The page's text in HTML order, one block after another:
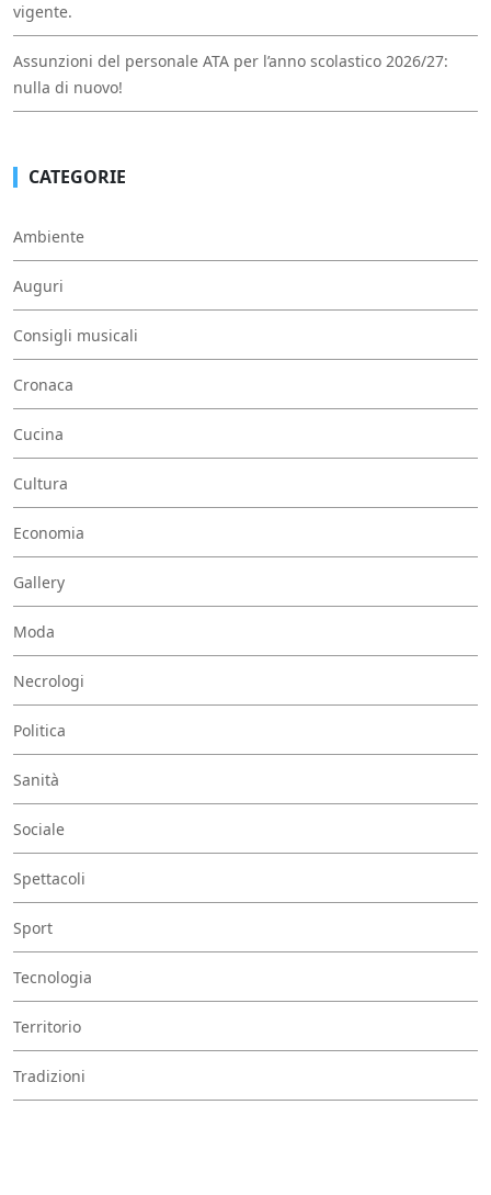
vigente.
Assunzioni del personale ATA per l’anno scolastico 2026/27:
nulla di nuovo!
CATEGORIE
Ambiente
Auguri
Consigli musicali
Cronaca
Cucina
Cultura
Economia
Gallery
Moda
Necrologi
Politica
Sanità
Sociale
Spettacoli
Sport
Tecnologia
Territorio
Tradizioni